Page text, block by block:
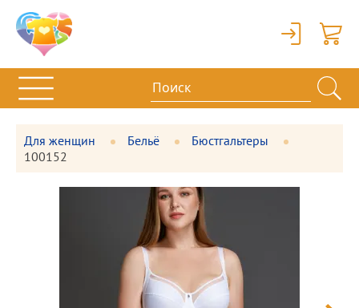
Вход
Для женщин Бельё
Бюстгальтеры
100152
Фотографии
товара
Большая